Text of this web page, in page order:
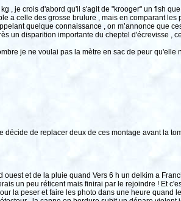
, je crois d'abord qu'il s'agit de "krooger" un fish
a celle des grosse brulure , mais en comparant
quelque connaissance , on m’annonce que
un disparition importante du cheptel d'écrevisse ,
je ne voulai pas la mètre en sac de peur
décide de replacer deux de ces montage avant la
ouest et de la pluie quand Vers 6 h un delkim a
un peu réticent mais finirai par le rejoindre ! Et
la peser et faire les photo dans une heure quand